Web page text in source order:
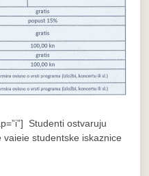
Studenti ostvaruju
studentske iskaznice